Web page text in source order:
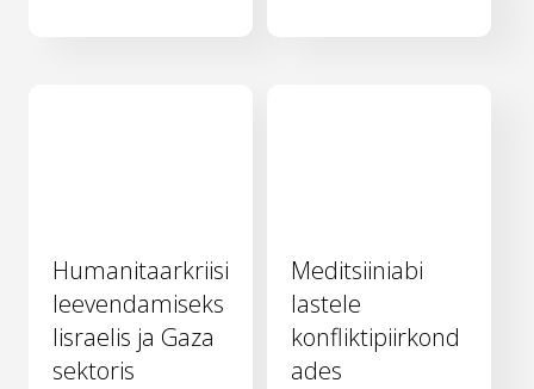
Humanitaarkriisi
leevendamiseks
Iisraelis ja Gaza
sektoris
Meditsiiniabi
lastele
konfliktipiirkond
ades